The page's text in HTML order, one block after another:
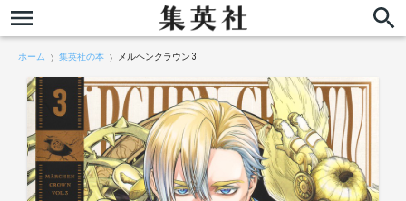
ホーム 集英社の本 メルヘンクラウン 3